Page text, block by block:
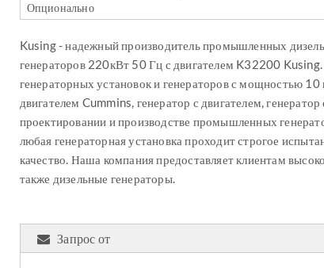
Опционально
Kusing - надежный производитель промышленных
генераторов 220кВт 50 Гц с двигателем K32200
генераторных установок и генераторов с мощностью
двигателем Cummins, генератор с двигателем,
проектировании и производстве промышленных
любая генераторная установка проходит строгое
качество. Наша компания предоставляет клиентам
также дизельные генераторы.
Запрос от